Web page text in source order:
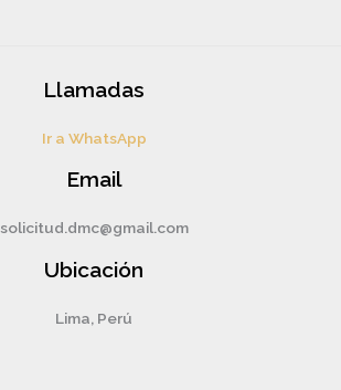
Llamadas
Ir a WhatsApp
Email
solicitud.dmc@gmail.com
Ubicación
Lima, Perú